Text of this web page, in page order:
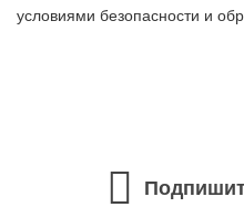
условиями безопасности и